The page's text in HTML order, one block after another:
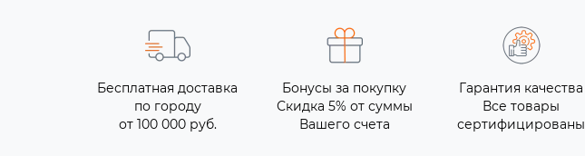
Бесплатная доставка
по городу
от 100 000 руб.
Бонусы за покупку
Скидка 5% от суммы
Вашего счета
Гарантия качества
Все товары
сертифицированы